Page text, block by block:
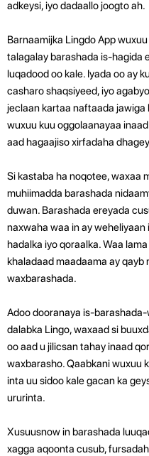
adkeysi, iyo dadaallo joogto ah.
Barnaamijka Lingdo App
talagalay barashada is-hagida
luqadood oo kale. Iyada oo ay
casharo shaqsiyeed, iyo
jeclaan kartaa naftaada
wuxuu kuu oggolaanayaa
aad hagaajiso xirfadaha
Si kastaba ha noqotee, waxaa
muhiimadda barashada
duwan. Barashada ereyada
naxwaha waa in ay
hadalka iyo qoraalka. Waa
khaladaad maadaama ay qayb
waxbarashada.
Adoo dooranaya is-
dalabka Lingo, waxaad si
oo aad u jilicsan tahay inaad
waxbarasho. Qaabkani wuxuu
inta uu sidoo kale gacan ka
ururinta.
Xusuusnow in barashada
xagga aqoonta cusub,